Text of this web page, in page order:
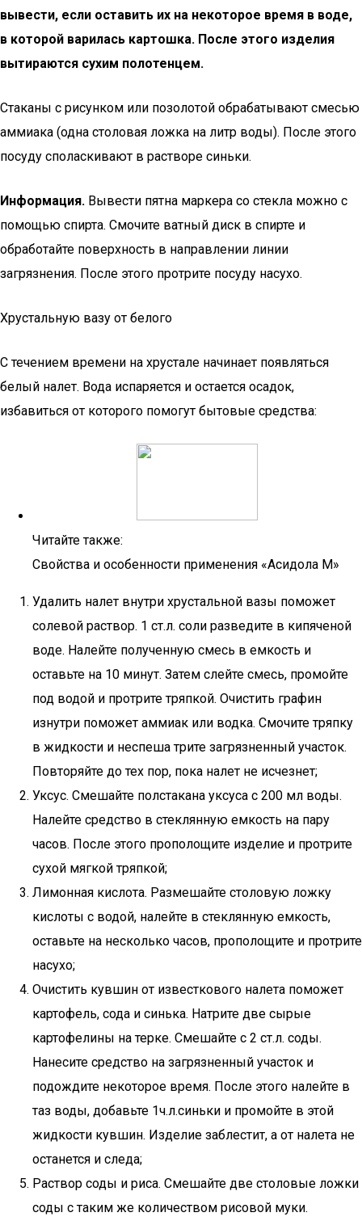
вывести, если оставить их на некоторое время в воде,
в которой варилась картошка. После этого изделия
вытираются сухим полотенцем.
Стаканы с рисунком или позолотой обрабатывают смесью
аммиака (одна столовая ложка на литр воды). После этого
посуду споласкивают в растворе синьки.
Информация. Вывести пятна маркера со стекла можно с
помощью спирта. Смочите ватный диск в спирте и
обработайте поверхность в направлении линии
загрязнения. После этого протрите посуду насухо.
Хрустальную вазу от белого
С течением времени на хрустале начинает появляться
белый налет. Вода испаряется и остается осадок,
избавиться от которого помогут бытовые средства:
Читайте также:
Свойства и особенности применения «Асидола М»
Удалить налет внутри хрустальной вазы поможет
солевой раствор. 1 ст.л. соли разведите в кипяченой
воде. Налейте полученную смесь в емкость и
оставьте на 10 минут. Затем слейте смесь, промойте
под водой и протрите тряпкой. Очистить графин
изнутри поможет аммиак или водка. Смочите тряпку
в жидкости и неспеша трите загрязненный участок.
Повторяйте до тех пор, пока налет не исчезнет;
Уксус. Смешайте полстакана уксуса с 200 мл воды.
Налейте средство в стеклянную емкость на пару
часов. После этого прополощите изделие и протрите
сухой мягкой тряпкой;
Лимонная кислота. Размешайте столовую ложку
кислоты с водой, налейте в стеклянную емкость,
оставьте на несколько часов, прополощите и протрите
насухо;
Очистить кувшин от известкового налета поможет
картофель, сода и синька. Натрите две сырые
картофелины на терке. Смешайте с 2 ст.л. соды.
Нанесите средство на загрязненный участок и
подождите некоторое время. После этого налейте в
таз воды, добавьте 1ч.л.синьки и промойте в этой
жидкости кувшин. Изделие заблестит, а от налета не
останется и следа;
Раствор соды и риса. Смешайте две столовые ложки
соды с таким же количеством рисовой муки.